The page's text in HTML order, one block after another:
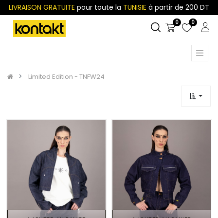
LIVRAISON GRATUITE pour toute la TUNISIE à partir de 200 DT
0 0
Limited Edition - TNFW24